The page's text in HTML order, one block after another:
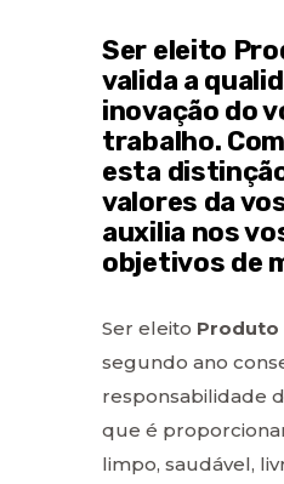
Ser eleito
valida a
inovação do
trabalho.
esta
valores da
auxilia nos
objetivos de
Ser eleito Produto
segundo ano
responsabilidade
que é
limpo, saudável,